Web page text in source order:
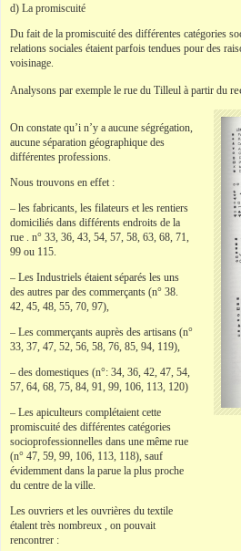
d) La promiscuité
Du fait de la promiscuité des différentes catégories
relations sociales étaient parfois tendues pour des
voisinage.
Analysons par exemple le rue du Tilleul à partir du r
On constate qu’i n’y a aucune ségrégation,
aucune séparation géographique des
différentes professions.
Nous trouvons en effet :
– les fabricants, les filateurs et les rentiers
domiciliés dans différents endroits de la
rue . n° 33, 36, 43, 54, 57, 58, 63, 68, 71,
99 ou 115.
– Les Industriels étaient séparés les uns
des autres par des commerçants (n° 38.
42, 45, 48, 55, 70, 97),
– Les commerçants auprès des artisans (n°
33, 37, 47, 52, 56, 58, 76, 85, 94, 119),
– des domestiques (n°: 34, 36, 42, 47, 54,
57, 64, 68, 75, 84, 91, 99, 106, 113, 120)
– Les apiculteurs complétaient cette
promiscuité des différentes catégories
socioprofessionnelles dans une même rue
(n° 47, 59, 99, 106, 113, 118), sauf
évidemment dans la parue la plus proche
du centre de la ville.
Les ouvriers et les ouvrières du textile
étalent très nombreux , on pouvait
rencontrer :